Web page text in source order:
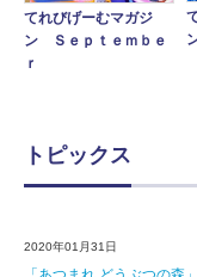
てれびげーむマガジ
ン Ｓｅｐｔｅｍｂｅ
ｒ
トピックス
2020年01月31日